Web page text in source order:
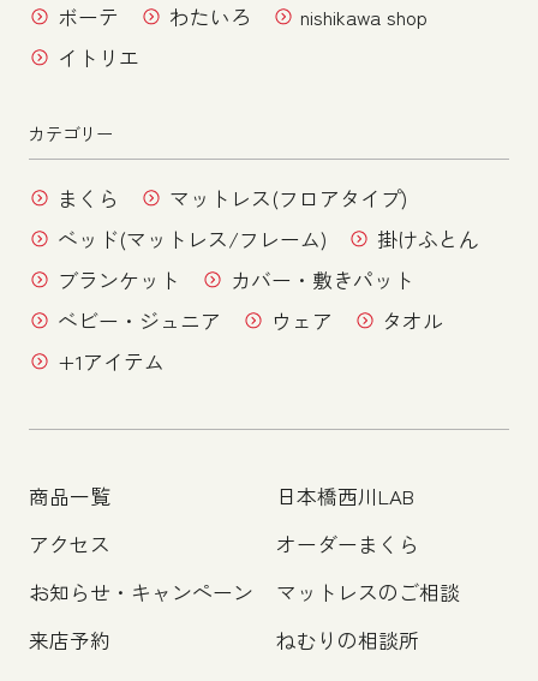
ボーテ
わたいろ
nishikawa shop
イトリエ
カテゴリー
まくら
マットレス(フロアタイプ)
ベッド(マットレス/フレーム)
掛けふとん
ブランケット
カバー・敷きパット
ベビー・ジュニア
ウェア
タオル
+1アイテム
商品一覧
アクセス
お知らせ・キャンペーン
来店予約
日本橋西川LAB
オーダーまくら
マットレスのご相談
ねむりの相談所